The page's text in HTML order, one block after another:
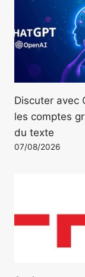
Discuter avec
les comptes
du texte
07/08/2026